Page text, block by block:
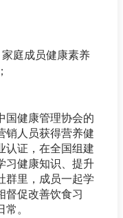
庭成员健康素养
国健康管理协会的
销人员获得营养健
认证，在全国组建
习健康知识、提升
群里，成员一起学
督促改善饮食习
。